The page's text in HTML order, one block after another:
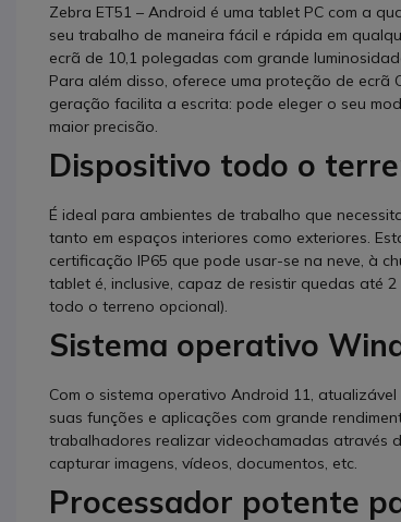
Zebra ET51 – Android é uma tablet PC com a
seu trabalho de maneira fácil e rápida em
ecrã de 10,1 polegadas com grande
Para além disso, oferece uma proteção de
geração facilita a escrita: pode eleger o seu
maior precisão.
Dispositivo todo o
É ideal para ambientes de trabalho que
tanto em espaços interiores como exteriores.
certificação IP65 que pode usar-se na neve, à
tablet é, inclusive, capaz de resistir quedas até
todo o terreno opcional).
Sistema operativo
Com o sistema operativo Android 11,
suas funções e aplicações com grande
trabalhadores realizar videochamadas através
capturar imagens, vídeos, documentos, etc.
Processador potente